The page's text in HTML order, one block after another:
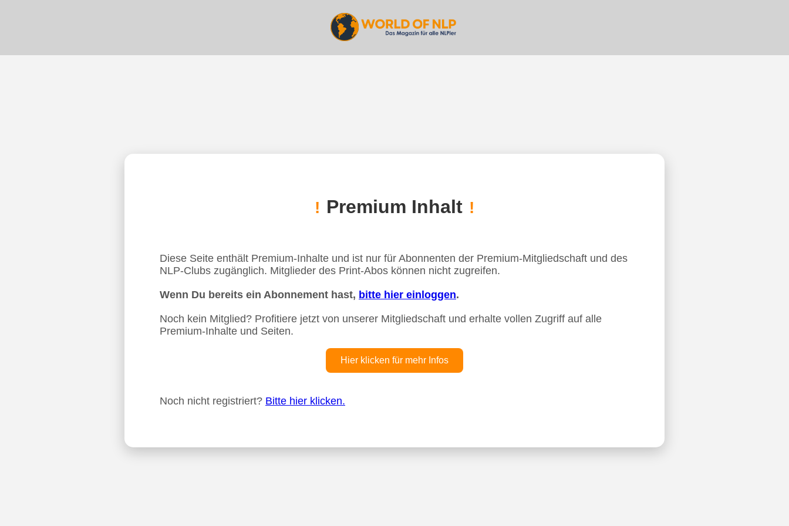
! Premium Inhalt !
Diese Seite enthält Premium-Inhalte und ist nur für Abonnenten der Premium-Mitgliedschaft und des
NLP-Clubs zugänglich. Mitglieder des Print-Abos können nicht zugreifen.
Wenn Du bereits ein Abonnement hast, bitte hier einloggen.
Noch kein Mitglied? Profitiere jetzt von unserer Mitgliedschaft und erhalte vollen Zugriff auf alle
Premium-Inhalte und Seiten.
Hier klicken für mehr Infos
Noch nicht registriert? Bitte hier klicken.